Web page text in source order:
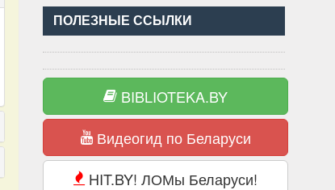
ПОЛЕЗНЫЕ ССЫЛКИ
BIBLIOTEKA.BY
Видеогид по Беларуси
HIT.BY! ЛОМы Беларуси!